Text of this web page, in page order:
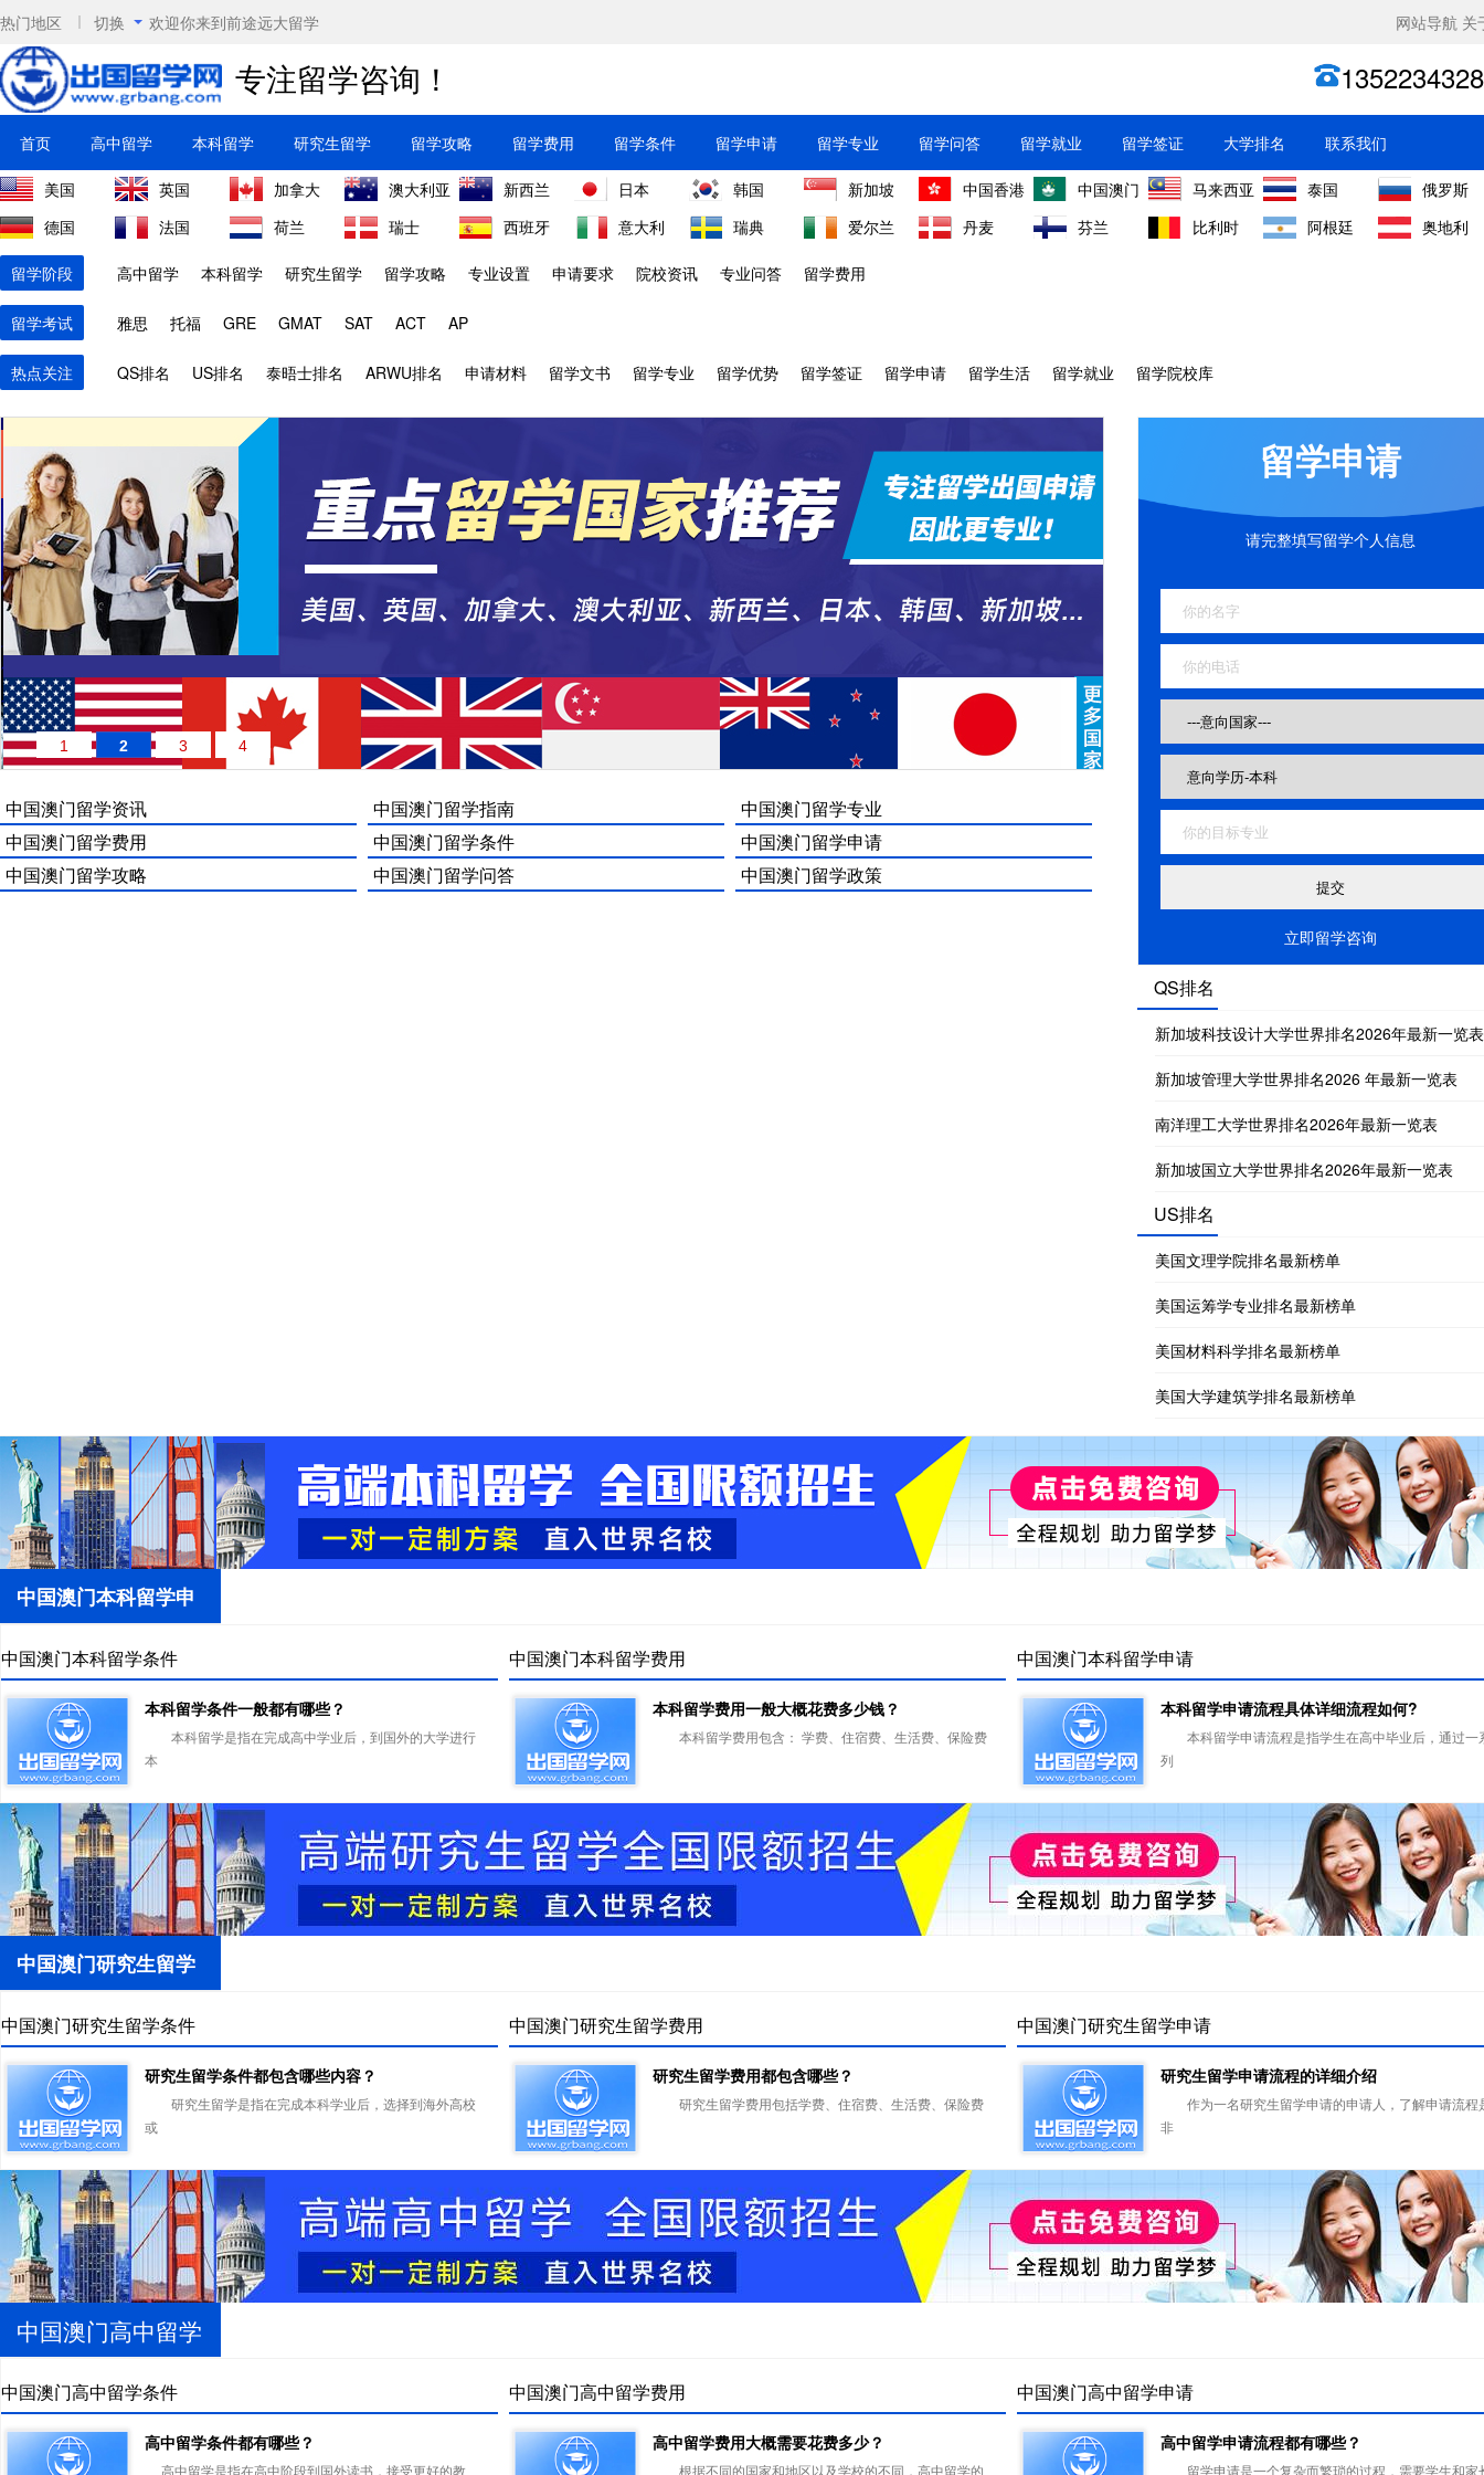
热门地区 切换 欢迎你来到前途远大留学 网站导航 关
专注留学咨询！
首页 高中留学 本科留学 研究生留学 留学攻略 留学费用 留学条件 留学申请 留学专业 留学问答 留学就业 留学签证 大学排名 联系我们
美国 英国 加拿大 澳大利亚 新西兰 日本 韩国 新加坡 中国香港 中国澳门 马来西亚 泰国
俄罗斯
德国
法国 荷兰 瑞士 西班牙 意大利 瑞典 爱尔兰 丹麦 芬兰 比利时 阿根廷 奥地利
留学阶段 高中留学 本科留学 研究生留学 留学攻略 专业设置 申请要求 院校资讯 专业问答 留学费用
留学考试 雅思 托福 GRE GMAT SAT ACT AP
热点关注 QS排名 US排名 泰晤士排名 ARWU排名 申请材料 留学文书 留学专业 留学优势 留学签证 留学申请 留学生活 留学就业 留学院校库
1 2 3 4
中国澳门留学资讯 中国澳门留学指南
中国澳门留学专业
中国澳门留学费用
中国澳门留学条件
中国澳门留学申请
中国澳门留学攻略
中国澳门留学问答 中国澳门留学政策
留学申请
请完整填写留学个人信息
立即留学咨询
QS排名
新加坡科技设计大学世界排名2026年最新一览表
新加坡管理大学世界排名2026 年最新一览表
南洋理工大学世界排名2026年最新一览表
新加坡国立大学世界排名2026年最新一览表
US排名
美国文理学院排名最新榜单
美国运筹学专业排名最新榜单
美国材料科学排名最新榜单
美国大学建筑学排名最新榜单
中国澳门本科留学申
请
中国澳门本科留学条件
本科留学条件一般都有哪些？
本科留学是指在完成高中学业后，到国外的大学进行
本
中国澳门本科留学费用
本科留学费用一般大概花费多少钱？
本科留学费用包含： 学费、住宿费、生活费、保险费
中国澳门本科留学申请
本科留学申请流程具体详细流程如何?
本科留学申请流程是指学生在高中毕业后，通过一
列
中国澳门研究生留学
申请
中国澳门研究生留学条件
研究生留学条件都包含哪些内容？
研究生留学是指在完成本科学业后，选择到海外高校
或
中国澳门研究生留学费用
研究生留学费用都包含哪些？
研究生留学费用包括学费、住宿费、生活费、保险费
中国澳门研究生留学申请
研究生留学申请流程的详细介绍
作为一名研究生留学申请的申请人，了解申请流程
非
中国澳门高中留学
申请
中国澳门高中留学条件
高中留学条件都有哪些？
高中留学是指在高中阶段到国外读书，接受更好的教
中国澳门高中留学费用
高中留学费用大概需要花费多少？
根据不同的国家和地区以及学校的不同，高中留学的
中国澳门高中留学申请
高中留学申请流程都有哪些？
留学申请是一个复杂而繁琐的过程，需要学生和家